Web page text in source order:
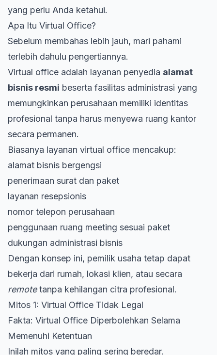
yang perlu Anda ketahui.
Apa Itu Virtual Office?
Sebelum membahas lebih jauh, mari pahami
terlebih dahulu pengertiannya.
Virtual office adalah layanan penyedia alamat
bisnis resmi beserta fasilitas administrasi yang
memungkinkan perusahaan memiliki identitas
profesional tanpa harus menyewa ruang kantor
secara permanen.
Biasanya layanan virtual office mencakup:
alamat bisnis bergengsi
penerimaan surat dan paket
layanan resepsionis
nomor telepon perusahaan
penggunaan ruang meeting sesuai paket
dukungan administrasi bisnis
Dengan konsep ini, pemilik usaha tetap dapat
bekerja dari rumah, lokasi klien, atau secara
remotetanpa kehilangan citra profesional.
Mitos 1: Virtual Office Tidak Legal
Fakta: Virtual Office Diperbolehkan Selama
Memenuhi Ketentuan
Inilah mitos yang paling sering beredar.